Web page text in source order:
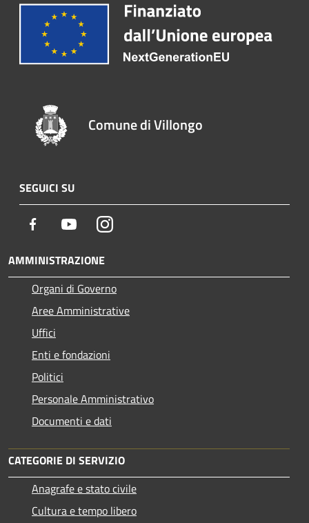
Comune di Villongo
SEGUICI SU
Facebook YoutubeInstagram
AMMINISTRAZIONE
Organi di Governo
Aree Amministrative
Uffici
Enti e fondazioni
Politici
Personale Amministrativo
Documenti e dati
CATEGORIE DI SERVIZIO
Anagrafe e stato civile
Cultura e tempo libero